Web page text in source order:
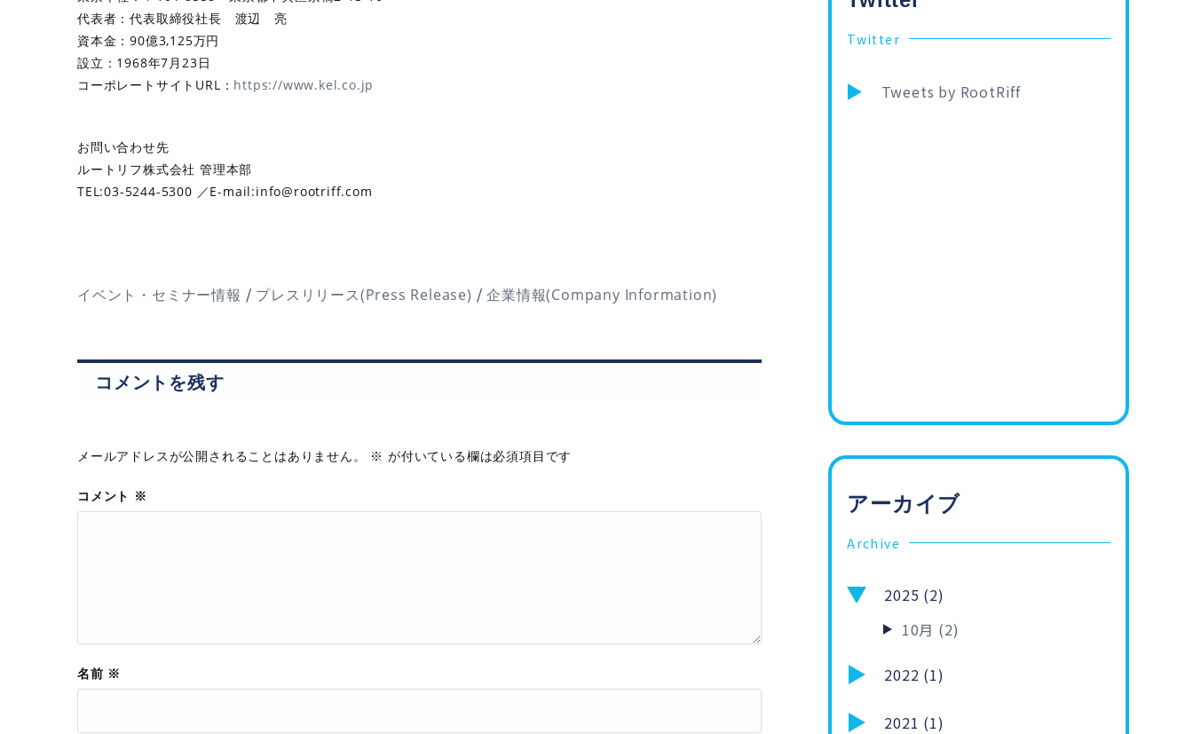
代表者：代表取締役社長 渡辺 亮
資本金：90億3,125万円
設立：1968年7月23日
コーポレートサイトURL： https://www.kel.co.jp
お問い合わせ先
ルートリフ株式会社 管理本部
TEL:03-5244-5300 ／E-mail:info@rootriff.com
イベント・セミナー情報 / プレスリリース(Press Release) /企業情報(Company Information)
コメントを残す
メールアドレスが公開されることはありません。 ※ が付いている欄は必須項目です
コメント ※
名前 ※
Twitter
Tweets by RootRiff
アーカイブ
Archive
2025 (2)
10月 (2)
2022 (1)
2021 (1)